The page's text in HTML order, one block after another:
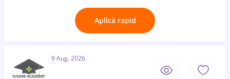
Aplică rapid
9 Aug. 2026